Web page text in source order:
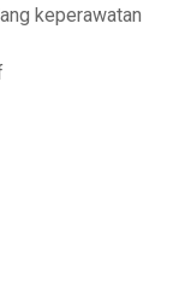
keperawatan